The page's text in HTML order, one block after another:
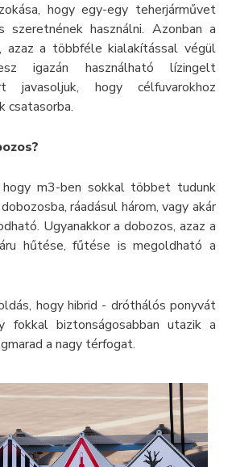
hogy egy-egy teherjárművet
használni. Azonban a
a többféle kialakítással végül
igazán használható lízingelt
javasoljuk, hogy célfuvarokhoz
csatasorba.
m3-ben sokkal többet tudunk
ráadásul három, vagy akár
Ugyanakkor a dobozos, azaz a
hűtése, fűtése is megoldható a
hogy hibrid - dróthálós ponyvát
fokkal biztonságosabban utazik a
a nagy térfogat.